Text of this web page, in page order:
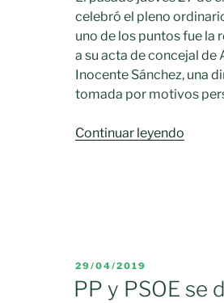
celebró el pleno
uno de los puntos fue la
a su acta de concejal de
Inocente Sánchez, una
tomada por motivos
Continuar leyendo
PUBLICADO
EL
29/04/2019
PP y PSOE se